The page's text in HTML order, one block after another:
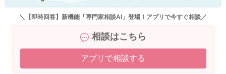
＼【即時回答】新機能「専門家相談AI」登場！アプリで今すぐ相談／
相談はこちら
アプリで相談する